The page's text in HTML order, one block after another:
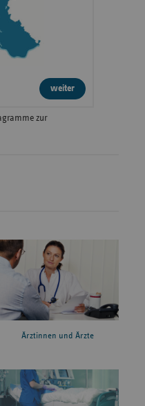
weiter
zur
Ärztinnen und Ärzte